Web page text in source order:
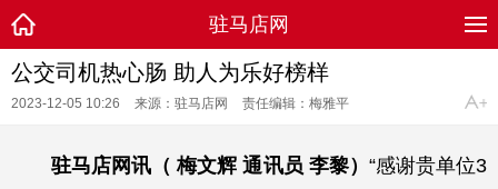
驻马店网
公交司机热心肠 助人为乐好榜样
2023-12-05 10:26 来源：驻马店网 责任编辑：梅雅平
驻马店网讯（ 梅文辉 通讯员 李黎） “感谢贵单位3